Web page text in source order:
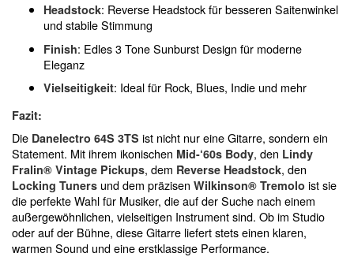
Headstock: Reverse Headstock für besseren Saitenwinkel
und stabile Stimmung
Finish: Edles 3 Tone Sunburst Design für moderne
Eleganz
Vielseitigkeit: Ideal für Rock, Blues, Indie und mehr
Fazit:
Die Danelectro 64S 3TS ist nicht nur eine Gitarre, sondern ein
Statement. Mit ihrem ikonischen Mid-‘60s Body, den Lindy
Fralin® Vintage Pickups, dem Reverse Headstock, den
Locking Tuners und dem präzisen Wilkinson® Tremolo ist sie
die perfekte Wahl für Musiker, die auf der Suche nach einem
außergewöhnlichen, vielseitigen Instrument sind. Ob im Studio
oder auf der Bühne, diese Gitarre liefert stets einen klaren,
warmen Sound und eine erstklassige Performance.